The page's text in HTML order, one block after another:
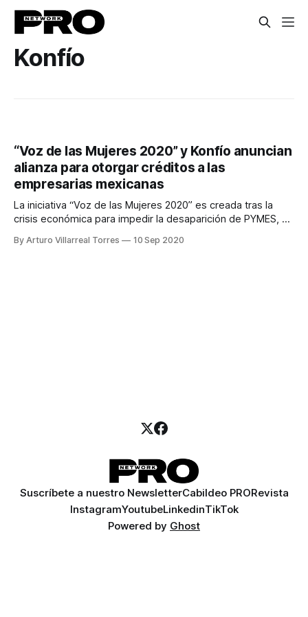
Konfío
“Voz de las Mujeres 2020” y Konfío anuncian
alianza para otorgar créditos a las
empresarias mexicanas
La iniciativa “Voz de las Mujeres 2020” es creada tras la
crisis económica para impedir la desaparición de PYMES, en
By Arturo Villarreal Torres 10 Sep 2020
Suscríbete a nuestro NewsletterCabildeo PRORevista
InstagramYoutubeLinkedinTikTok
Powered by Ghost